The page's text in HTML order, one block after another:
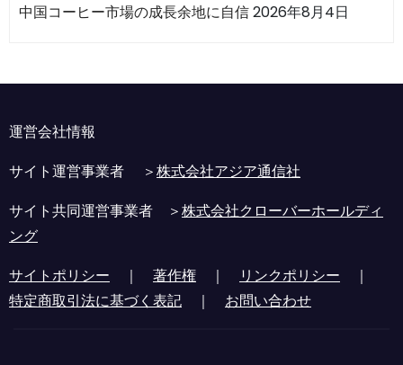
中国コーヒー市場の成長余地に自信2026年8月4日
運営会社情報
サイト運営事業者 ＞株式会社アジア通信社
サイト共同運営事業者 ＞株式会社クローバーホールディ
ング
サイトポリシー ｜ 著作権 ｜ リンクポリシー ｜
特定商取引法に基づく表記 ｜ お問い合わせ